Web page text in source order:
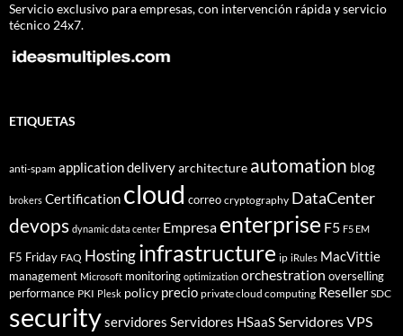
Servicio exclusivo para empresas, con intervención rápida y servicio
técnico 24x7.
ETIQUETAS
anti-spam application deliveryarchitecture automation blog
brokers Certification cloud correo cryptography DataCenter
devops dynamic data center Empresa enterprise F5 F5 EM
F5 Friday FAQ Hostinginfrastructure ip iRules MacVittie
management Microsoft monitoring optimization orchestration overselling
performance PKI Plesk policy precio private cloud computing Reseller SDC
securityservidores Servidores HSaaSServidores VPS